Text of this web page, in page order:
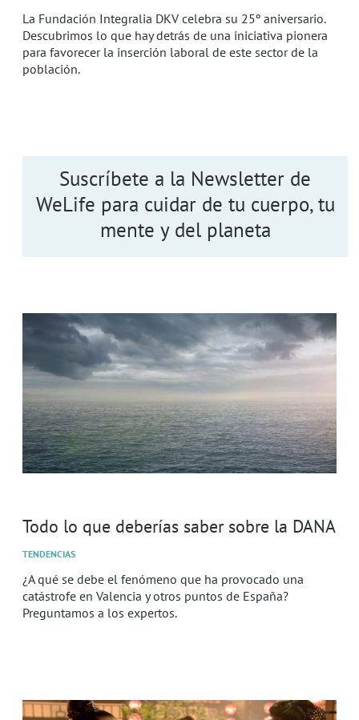
La Fundación Integralia DKV celebra su 25º aniversario.
Descubrimos lo que hay detrás de una iniciativa pionera
para favorecer la inserción laboral de este sector de la
población.
Todo lo que deberías saber sobre la DANA
TENDENCIAS
¿A qué se debe el fenómeno que ha provocado una
catástrofe en Valencia y otros puntos de España?
Preguntamos a los expertos.
Suscríbete a la Newsletter de
WeLife para cuidar de tu cuerpo, tu
mente y del planeta